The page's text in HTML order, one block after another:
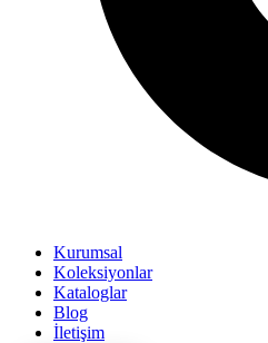
Kurumsal
Koleksiyonlar
Kataloglar
Blog
İletişim